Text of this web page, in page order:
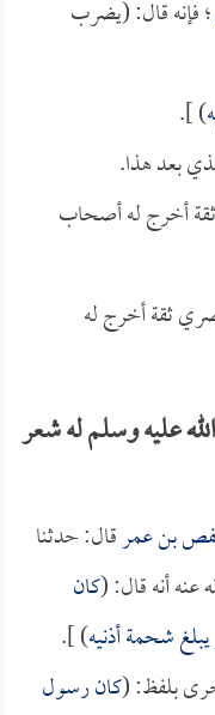
؛ فإنه قال: (يضرب
) ].
بعد هذا.
ثقة أخرج له أصحاب
ثقة أخرج له
عليه وسلم له شعر
بن عمرقال: حدثنا
عنه أنه قال: (كان
شحمة أذنيه) ].
بلفظ: (كان رسول